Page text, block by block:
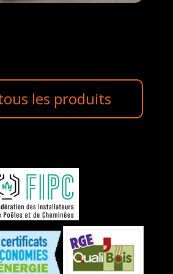
les produits